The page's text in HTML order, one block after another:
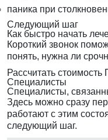
паника при
Следующий шаг
Как быстро начать
Короткий звонок
понять, нужна ли
Рассчитать стоимость
Специалисты
Специалисты,
Здесь можно сразу
работают с этим
следующий шаг.